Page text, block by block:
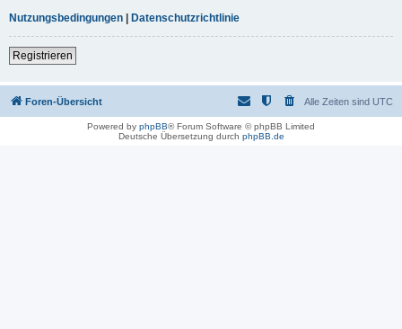
Nutzungsbedingungen | Datenschutzrichtlinie
Registrieren
Foren-Übersicht Alle Zeiten sind UTC
Powered by phpBB® Forum Software © phpBB Limited
Deutsche Übersetzung durch phpBB.de